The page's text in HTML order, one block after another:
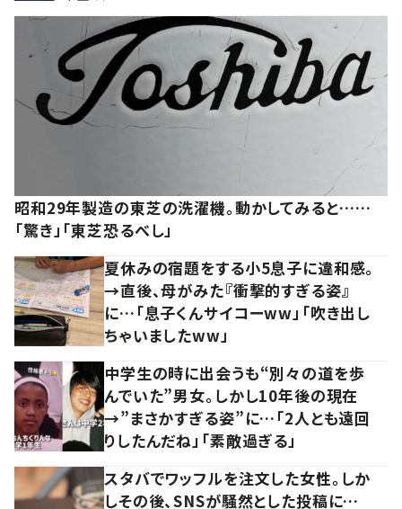
昭和29年製造の東芝の洗濯機。動かしてみると……
「驚き」「東芝恐るべし」
夏休みの宿題をする小5息子に違和感。
→直後、母がみた『衝撃的すぎる姿』
に…「息子くんサイコーww」「吹き出し
ちゃいましたww」
中学生の時に出会うも“別々の道を歩
んでいた”男女。しかし10年後の現在
→”まさかすぎる姿”に…「2人とも遠回
りしたんだね」「素敵過ぎる」
スタバでワッフルを注文した女性。しか
しその後、SNSが騒然とした投稿に…